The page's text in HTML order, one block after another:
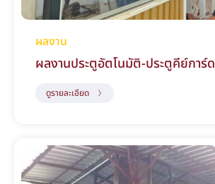
ผลงาน
ผลงานประตูอัตโนมัติ-ประตูคีย์การ์ด
ดูรายละเอียด